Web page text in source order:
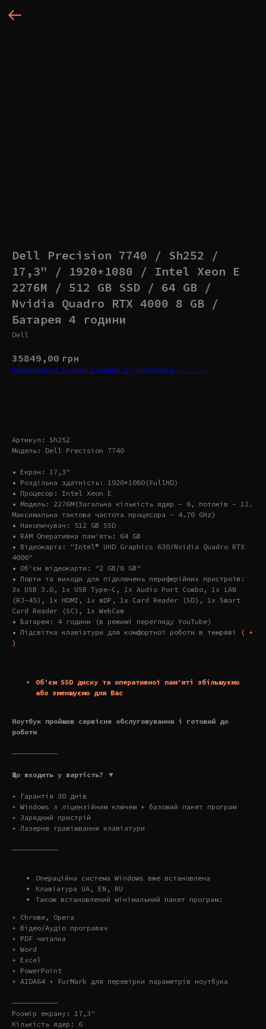
Dell Precision 7740 / Sh252 /
17,3" / 1920*1080 / Intel Xeon E
2276M / 512 GB SSD / 64 GB /
Nvidia Quadro RTX 4000 8 GB /
Батарея 4 години
Dell
35849,00 грн
Переглянути більше Ігрових Бу Ноутбуків → → →
Артикул: Sh252
Модель: Dell Precision 7740
• Екран: 17,3"
• Роздільна здатність: 1920*1080(FullHD)
• Процесор: Intel Xeon E
• Модель: 2276M(Загальна кількість ядер – 6, потоків – 12.
Максимальна тактова частота процесора – 4.70 GHz)
• Накопичувач: 512 GB SSD
• RAM Оперативна пам'ять: 64 GB
• Відеокарта: "Intel® UHD Graphics 630/Nvidia Quadro RTX
4000"
• Об'єм відеокарти: "2 GB/8 GB"
• Порти та виходи для підключень периферійних пристроїв:
3x USB 3.0, 1x USB Type-C, 1x Audio Port Combo, 1x LAN
(RJ-45), 1x HDMI, 1x mDP, 1x Card Reader (SD), 1x Smart
Card Reader (SC), 1x WebCam
• Батарея: 4 години (в режимі перегляду YouTube)
• Підсвітка клавіатури для комфортної роботи в темряві
( +
)
Об'єм SSD диску та оперативної пам'яті збільшуємо
або зменшуємо для Вас
Ноутбук пройшов сервісне обслуговування і готовий до
роботи
———————————
Що входить у вартість? ▼
+ Гарантія 30 днів
+ Windows з ліцензійним ключем + базовий пакет програм
+ Зарядний пристрій
+ Лазерне гравіювання клавіатури
———————————
Операційна система Windows вже встановлена
Клавіатура UA, EN, RU
Також встановлений мінімальний пакет програм:
+ Chrome, Opera
+ Відео/Аудіо програвач
+ PDF читалка
+ Word
+ Excel
+ PowerPoint
+ AIDA64 + FurMark для перевірки параметрів ноутбука
———————————
Розмір екрану: 17,3"
Кількість ядер: 6